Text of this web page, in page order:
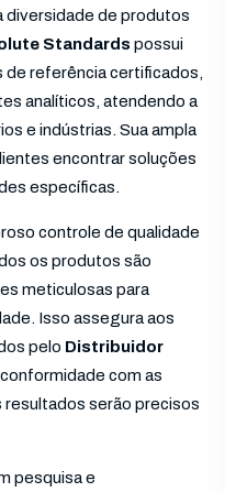
diversidade de produtos
Standardspossui
de referência certificados,
analíticos, atendendo a
e indústrias. Sua ampla
encontrar soluções
específicas.
controle de qualidade
os produtos são
meticulosas para
Isso assegura aos
pelo Distribuidor
com as
resultados serão precisos
pesquisa e